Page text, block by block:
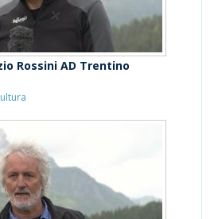
Rossini AD Trentino